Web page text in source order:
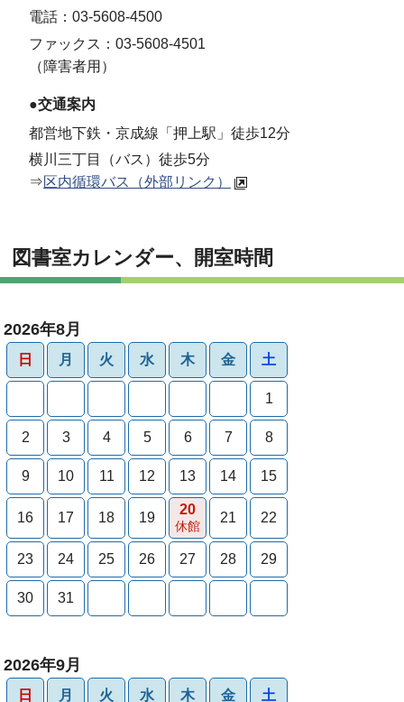
電話：03-5608-4500
ファックス：03-5608-4501
（障害者用）
●交通案内
都営地下鉄・京成線「押上駅」徒歩12分
横川三丁目（バス）徒歩5分
⇒ 区内循環バス（外部リンク）
図書室カレンダー、開室時間
2026年8月
日 月 火 水 木 金 土
1
2 3 4 5 6 7 8
9 10 11 12 13 14 15
16 17 18 19
20
休館
21 22
23 24 25 26 27 28 29
30 31
2026年9月
日 月 火 水 木 金 土